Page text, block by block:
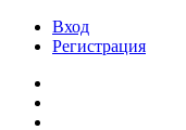
Вход
Регистрация